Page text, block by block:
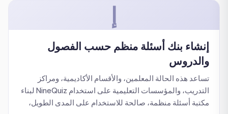
إ
إنشاء بنك أسئلة منظم حسب الفصول
والدروس
تساعد هذه الحالة المعلمين، والأقسام الأكاديمية، ومراكز
التدريب، والمؤسسات التعليمية على استخدام NineQuiz لبناء
مكتبة أسئلة منظمة، صالحة للاستخدام على المدى الطويل،